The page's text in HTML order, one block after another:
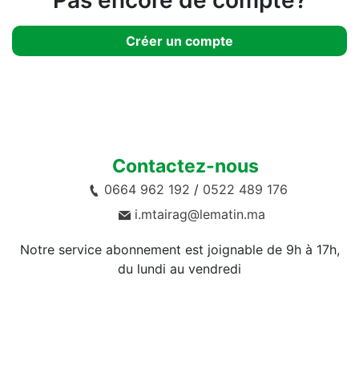
Créer un compte
Contactez-nous
0664 962 192 / 0522 489 176
i.mtairag@lematin.ma
Notre service abonnement est joignable de 9h à 17h,
du lundi au vendredi